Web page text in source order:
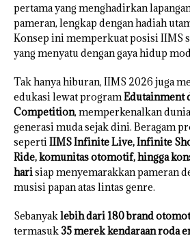
pertama yang menghadirkan
pameran, lengkap dengan hadiah
Konsep ini memperkuat posisi IIMS
yang menyatu dengan gaya hidup
Tak hanya hiburan, IIMS 2026 juga
edukasi lewat programEdutainment
Competition, memperkenalkan
generasi muda sejak dini. Beragam
sepertiIIMS Infinite Live, Infinite
Ride, komunitas otomotif, hingga
harisiap menyemarakkan pameran
musisi papan atas lintas genre.
Sebanyaklebih dari 180 brand
termasuk35 merek kendaraan roda